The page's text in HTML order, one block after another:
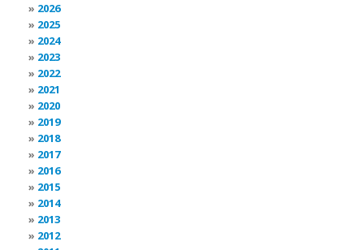
2026
2025
2024
2023
2022
2021
2020
2019
2018
2017
2016
2015
2014
2013
2012